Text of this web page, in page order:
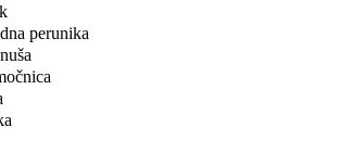
perunika